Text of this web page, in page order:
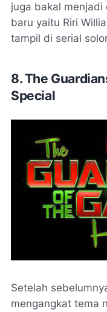
juga bakal
baru yaitu Riri
tampil di serial
8. The
Special
Setelah
mengangkat tema